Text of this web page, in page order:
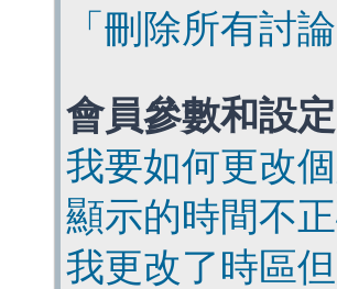
「刪除所有討
會員參數和設定
我要如何更改
顯示的時間不正
我更改了時區